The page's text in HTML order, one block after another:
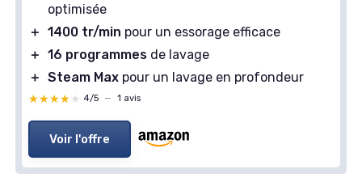
optimisée
＋ 1400 tr/min pour un essorage efficace
＋ 16 programmes de lavage
＋ Steam Max pour un lavage en profondeur
★★★★★
★★★★★ 4/5 — 1 avis
Voir l'offre